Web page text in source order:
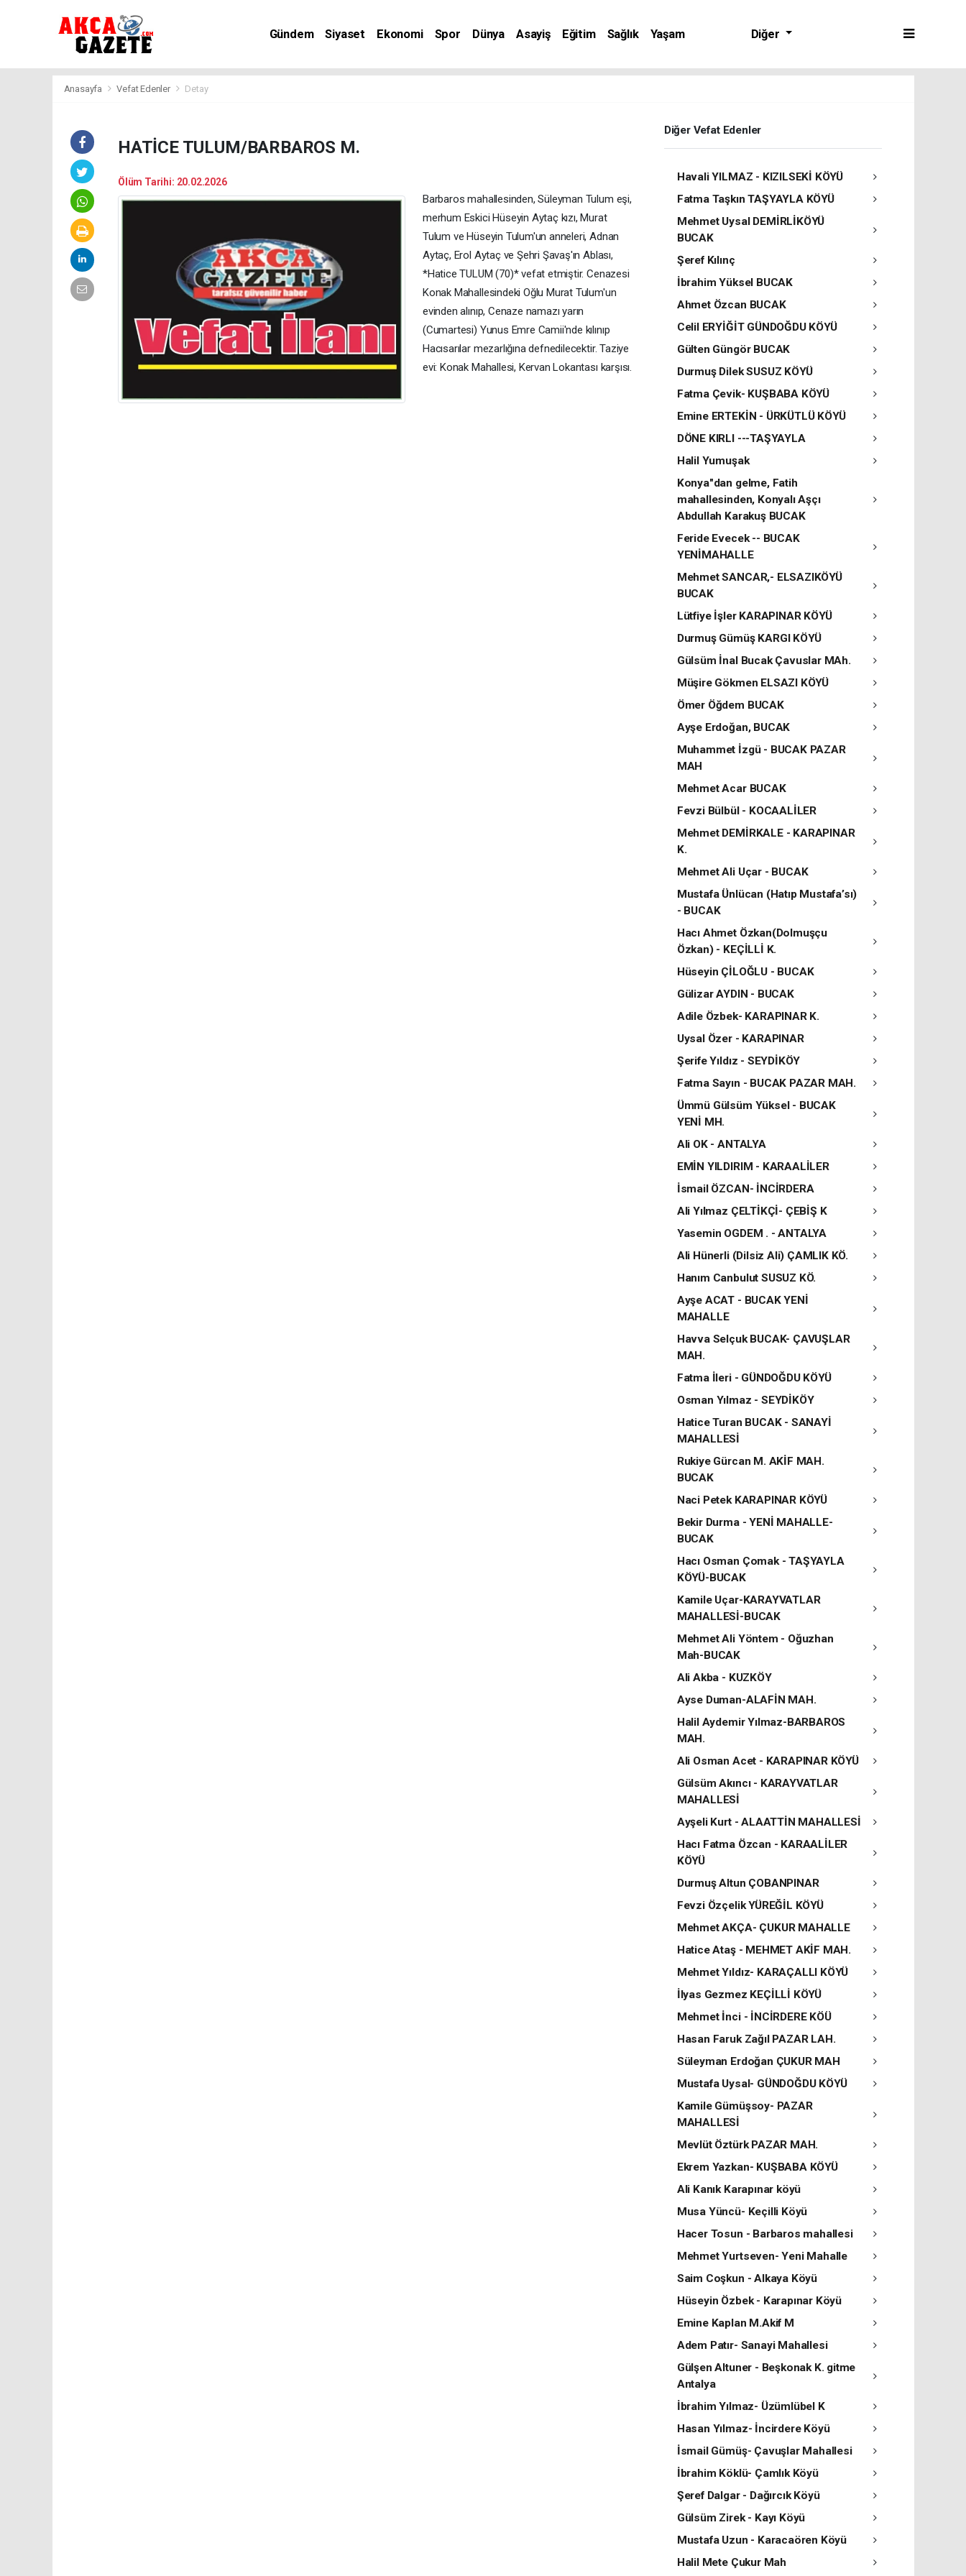
Gündem Siyaset Ekonomi Spor Dünya Asayiş Eğitim Sağlık
Yaşam
Diğer
Anasayfa Vefat Edenler Detay
HATİCE TULUM/BARBAROS M.
Ölüm Tarihi: 20.02.2026
Barbaros mahallesinden, Süleyman Tulum eşi,
merhum Eskici Hüseyin Aytaç kızı, Murat
Tulum ve Hüseyin Tulum'un anneleri, Adnan
Aytaç, Erol Aytaç ve Şehri Şavaş'ın Ablası,
*Hatice TULUM (70)* vefat etmiştir. Cenazesi
Konak Mahallesindeki Oğlu Murat Tulum'un
evinden alınıp, Cenaze namazı yarın
(Cumartesi) Yunus Emre Camii'nde kılınıp
Hacısarılar mezarlığına defnedilecektir. Taziye
evi: Konak Mahallesi, Kervan Lokantası karşısı.
Diğer Vefat Edenler
Havali YILMAZ - KIZILSEKİ KÖYÜ
Fatma Taşkın TAŞYAYLA KÖYÜ
Mehmet Uysal DEMİRLİKÖYÜ
BUCAK
Şeref Kılınç
İbrahim Yüksel BUCAK
Ahmet Özcan BUCAK
Celil ERYİĞİT GÜNDOĞDU KÖYÜ
Gülten Güngör BUCAK
Durmuş Dilek SUSUZ KÖYÜ
Fatma Çevik- KUŞBABA KÖYÜ
Emine ERTEKİN - ÜRKÜTLÜ KÖYÜ
DÖNE KIRLI ---TAŞYAYLA
Halil Yumuşak
Konya"dan gelme, Fatih
mahallesinden, Konyalı Aşçı
Abdullah Karakuş BUCAK
Feride Evecek -- BUCAK
YENİMAHALLE
Mehmet SANCAR,- ELSAZIKÖYÜ
BUCAK
Lütfiye İşler KARAPINAR KÖYÜ
Durmuş Gümüş KARGI KÖYÜ
Gülsüm İnal Bucak Çavuslar MAh.
Müşire Gökmen ELSAZI KÖYÜ
Ömer Öğdem BUCAK
Ayşe Erdoğan, BUCAK
Muhammet İzgü - BUCAK PAZAR
MAH
Mehmet Acar BUCAK
Fevzi Bülbül - KOCAALİLER
Mehmet DEMİRKALE - KARAPINAR
K.
Mehmet Ali Uçar - BUCAK
Mustafa Ünlücan (Hatıp Mustafa’sı)
- BUCAK
Hacı Ahmet Özkan(Dolmuşçu
Özkan) - KEÇİLLİ K.
Hüseyin ÇİLOĞLU - BUCAK
Gülizar AYDIN - BUCAK
Adile Özbek- KARAPINAR K.
Uysal Özer - KARAPINAR
Şerife Yıldız - SEYDİKÖY
Fatma Sayın - BUCAK PAZAR MAH.
Ümmü Gülsüm Yüksel - BUCAK
YENİ MH.
Ali OK - ANTALYA
EMİN YILDIRIM - KARAALİLER
İsmail ÖZCAN- İNCİRDERA
Ali Yılmaz ÇELTİKÇİ- ÇEBİŞ K
Yasemin OGDEM . - ANTALYA
Ali Hünerli (Dilsiz Ali) ÇAMLIK KÖ.
Hanım Canbulut SUSUZ KÖ.
Ayşe ACAT - BUCAK YENİ
MAHALLE
Havva Selçuk BUCAK- ÇAVUŞLAR
MAH.
Fatma İleri - GÜNDOĞDU KÖYÜ
Osman Yılmaz - SEYDİKÖY
Hatice Turan BUCAK - SANAYİ
MAHALLESİ
Rukiye Gürcan M. AKİF MAH.
BUCAK
Naci Petek KARAPINAR KÖYÜ
Bekir Durma - YENİ MAHALLE-
BUCAK
Hacı Osman Çomak - TAŞYAYLA
KÖYÜ-BUCAK
Kamile Uçar-KARAYVATLAR
MAHALLESİ-BUCAK
Mehmet Ali Yöntem - Oğuzhan
Mah-BUCAK
Ali Akba - KUZKÖY
Ayse Duman-ALAFİN MAH.
Halil Aydemir Yılmaz-BARBAROS
MAH.
Ali Osman Acet - KARAPINAR KÖYÜ
Gülsüm Akıncı - KARAYVATLAR
MAHALLESİ
Ayşeli Kurt - ALAATTİN MAHALLESİ
Hacı Fatma Özcan - KARAALİLER
KÖYÜ
Durmuş Altun ÇOBANPINAR
Fevzi Özçelik YÜREĞİL KÖYÜ
Mehmet AKÇA- ÇUKUR MAHALLE
Hatice Ataş - MEHMET AKİF MAH.
Mehmet Yıldız- KARAÇALLI KÖYÜ
İlyas Gezmez KEÇİLLİ KÖYÜ
Mehmet İnci - İNCİRDERE KÖÜ
Hasan Faruk Zağıl PAZAR LAH.
Süleyman Erdoğan ÇUKUR MAH
Mustafa Uysal- GÜNDOĞDU KÖYÜ
Kamile Gümüşsoy- PAZAR
MAHALLESİ
Mevlüt Öztürk PAZAR MAH.
Ekrem Yazkan- KUŞBABA KÖYÜ
Ali Kanık Karapınar köyü
Musa Yüncü- Keçilli Köyü
Hacer Tosun - Barbaros mahallesi
Mehmet Yurtseven- Yeni Mahalle
Saim Coşkun - Alkaya Köyü
Hüseyin Özbek - Karapınar Köyü
Emine Kaplan M.Akif M
Adem Patır- Sanayi Mahallesi
Gülşen Altuner - Beşkonak K. gitme
Antalya
İbrahim Yılmaz- Üzümlübel K
Hasan Yılmaz- İncirdere Köyü
İsmail Gümüş- Çavuşlar Mahallesi
İbrahim Köklü- Çamlık Köyü
Şeref Dalgar - Dağırcık Köyü
Gülsüm Zirek - Kayı Köyü
Mustafa Uzun - Karacaören Köyü
Halil Mete Çukur Mah